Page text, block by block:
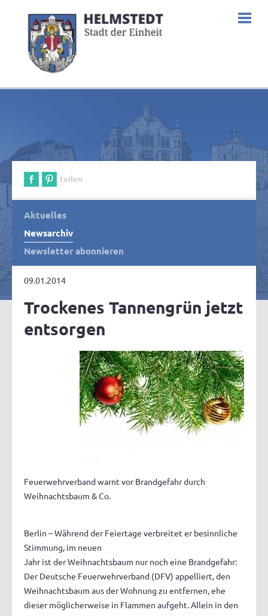
teilen
Aktuelles
Newsarchiv
Newsletter abonnieren
09.01.2014
Trockenes Tannengrün jetzt
entsorgen
Feuerwehrverband warnt vor Brandgefahr durch
Weihnachtsbaum & Co.
Berlin – Während der Feiertage verbreitet er besinnliche
Stimmung, im neuen
Jahr ist der Weihnachtsbaum nur noch eine Brandgefahr:
Der Deutsche Feuerwehrverband (DFV) appelliert, den
Weihnachtsbaum aus der Wohnung zu entfernen, ehe
dieser möglicherweise in Flammen aufgeht. Allein in den